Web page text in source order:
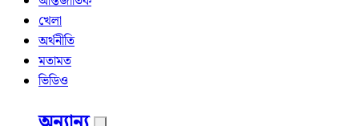
খেলা
অর্থনীতি
মতামত
ভিডিও